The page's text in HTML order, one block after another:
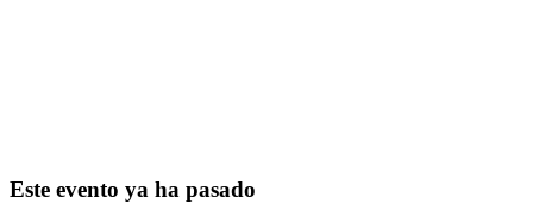
Este evento ya ha pasado